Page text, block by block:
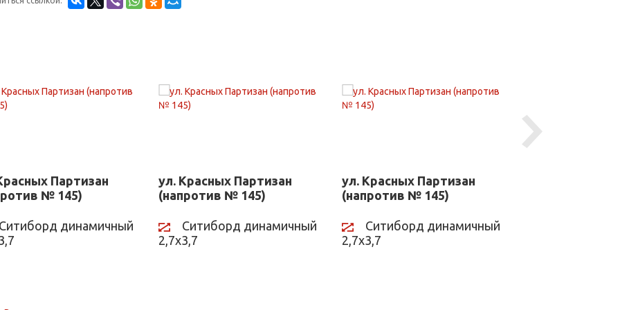
Партизан
№ 145)
Ситиборд динамичный
ул. Красных Партизан
(напротив № 145)
Ситиборд динамичный
2,7х3,7
ул. Красных Партизан
(напротив № 145)
Ситиборд динамичный
2,7х3,7
Next